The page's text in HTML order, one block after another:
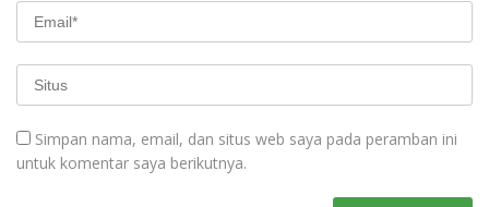
Simpan nama, email, dan situs web saya pada peramban ini
untuk komentar saya berikutnya.